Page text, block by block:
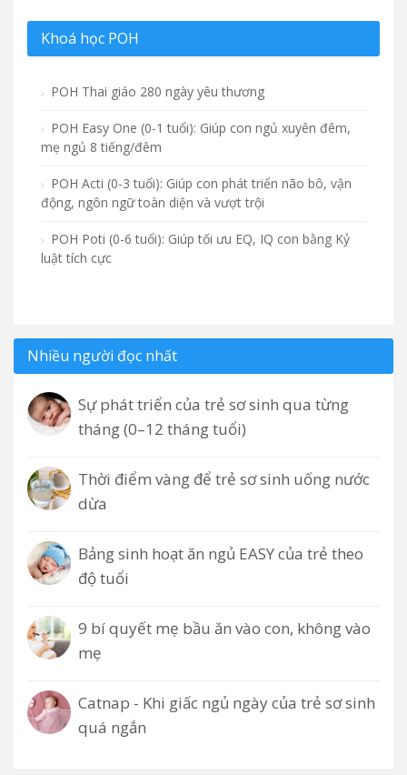
Khoá học POH
POH Thai giáo 280 ngày yêu thương
POH Easy One (0-1 tuổi): Giúp con ngủ xuyên đêm,
mẹ ngủ 8 tiếng/đêm
POH Acti (0-3 tuổi): Giúp con phát triển não bô, vận
động, ngôn ngữ toàn diện và vượt trội
POH Poti (0-6 tuổi): Giúp tối ưu EQ, IQ con bằng Kỷ
luật tích cực
Nhiều người đọc nhất
Sự phát triển của trẻ sơ sinh qua từng
tháng (0–12 tháng tuổi)
Thời điểm vàng để trẻ sơ sinh uống nước
dừa
Bảng sinh hoạt ăn ngủ EASY của trẻ theo
độ tuổi
9 bí quyết mẹ bầu ăn vào con, không vào
mẹ
Catnap - Khi giấc ngủ ngày của trẻ sơ sinh
quá ngắn